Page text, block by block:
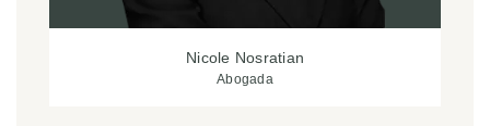
Nicole Nosratian
Abogada